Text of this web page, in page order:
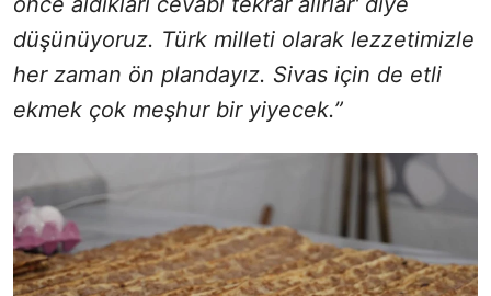
düşünüyoruz. Türk milleti olarak lezzetimizle
her zaman ön plandayız. Sivas için de etli
ekmek çok meşhur bir yiyecek.”